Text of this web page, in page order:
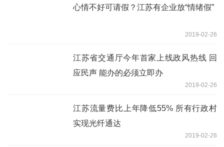
心情不好可请假？江苏有企业放“情绪假”
2019-02-26
江苏省交通厅今年首家上线政风热线 回
应民声 能办的必须立即办
2019-02-26
江苏流量费比上年降低55% 所有行政村
实现光纤通达
2019-02-26